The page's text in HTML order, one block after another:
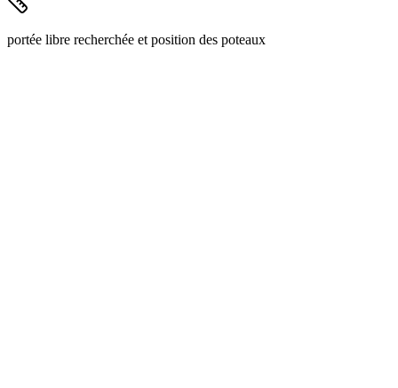
portée libre recherchée et position des poteaux